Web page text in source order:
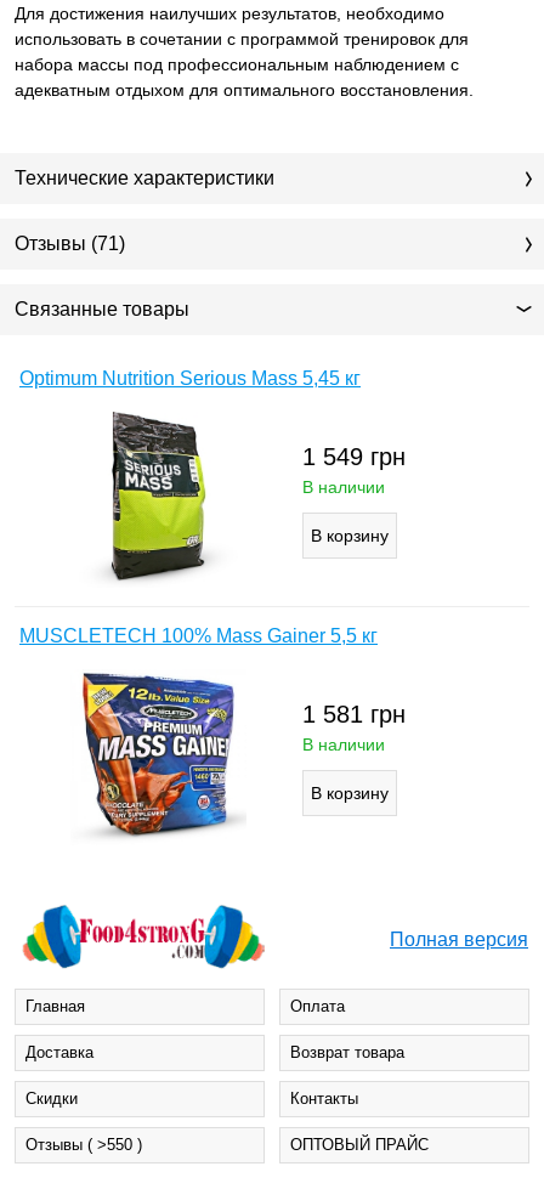
Для достижения наилучших результатов, необходимо
использовать в сочетании с программой тренировок для
набора массы под профессиональным наблюдением с
адекватным отдыхом для оптимального восстановления.
Технические характеристики
Отзывы (71)
Связанные товары
Optimum Nutrition Serious Mass 5,45 кг
1 549 грн
В наличии
MUSCLETECH 100% Mass Gainer 5,5 кг
1 581 грн
В наличии
Полная версия
Главная Оплата
Доставка Возврат товара
Cкидки Контакты
Отзывы ( >550 ) ОПТОВЫЙ ПРАЙС